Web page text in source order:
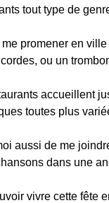
tout type de
promener en
ou un
accueillent
toutes plus
aussi de me
dans une
vivre cette fête